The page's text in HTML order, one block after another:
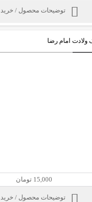
توضیحات محصول / خرید
ولادت امام رضا
15,000 تومان
توضیحات محصول / خرید